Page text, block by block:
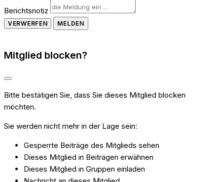
Berichtsnotiz
MELDEN
Mitglied blocken?
Bitte bestätigen Sie, dass Sie dieses Mitglied blocken
möchten.
Sie werden nicht mehr in der Lage sein:
Gesperrte Beiträge des Mitglieds sehen
Dieses Mitglied in Beiträgen erwähnen
Dieses Mitglied in Gruppen einladen